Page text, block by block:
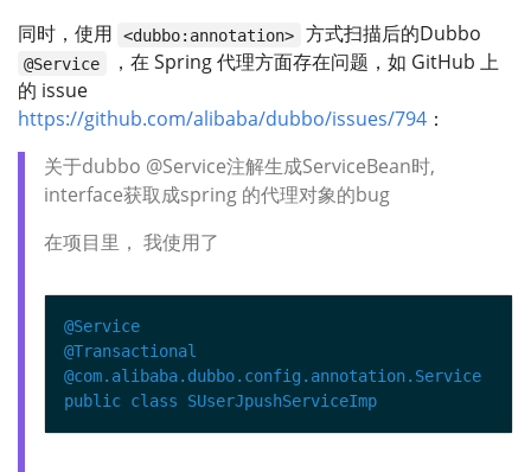
同时，使用 <dubbo:annotation> 方式扫描后的Dubbo
@Service
，在 Spring 代理方面存在问题，如 GitHub 上
的 issue
https://github.com/alibaba/dubbo/issues/794 ：
关于dubbo @Service注解生成ServiceBean时,
interface获取成spring 的代理对象的bug
在项目里， 我使用了
@Service
@Transactional
@com.alibaba.dubbo.config.annotation.Service
public class SUserJpushServiceImp